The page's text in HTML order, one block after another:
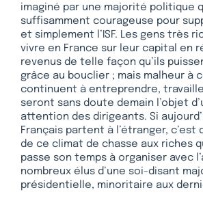
imaginé par une majorité politique
suffisamment courageuse pour
et simplement l’ISF. Les gens très
vivre en France sur leur capital en
revenus de telle façon qu’ils
grâce au bouclier ; mais malheur à
continuent à entreprendre,
seront sans doute demain l’objet
attention des dirigeants. Si
Français partent à l’étranger, c’est
de ce climat de chasse aux riches
passe son temps à organiser avec
nombreux élus d’une soi-disant
présidentielle, minoritaire aux